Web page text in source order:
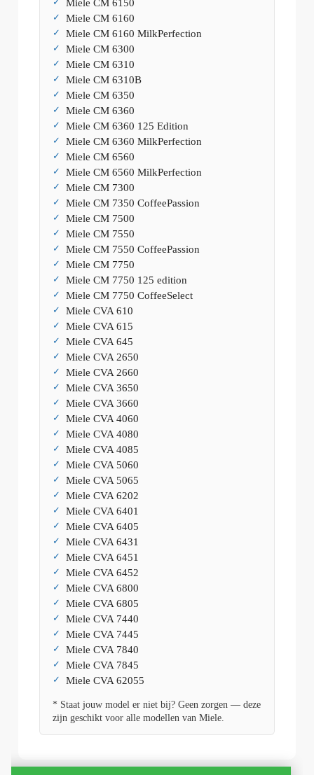
Miele CM 6150
Miele CM 6160
Miele CM 6160 MilkPerfection
Miele CM 6300
Miele CM 6310
Miele CM 6310B
Miele CM 6350
Miele CM 6360
Miele CM 6360 125 Edition
Miele CM 6360 MilkPerfection
Miele CM 6560
Miele CM 6560 MilkPerfection
Miele CM 7300
Miele CM 7350 CoffeePassion
Miele CM 7500
Miele CM 7550
Miele CM 7550 CoffeePassion
Miele CM 7750
Miele CM 7750 125 edition
Miele CM 7750 CoffeeSelect
Miele CVA 610
Miele CVA 615
Miele CVA 645
Miele CVA 2650
Miele CVA 2660
Miele CVA 3650
Miele CVA 3660
Miele CVA 4060
Miele CVA 4080
Miele CVA 4085
Miele CVA 5060
Miele CVA 5065
Miele CVA 6202
Miele CVA 6401
Miele CVA 6405
Miele CVA 6431
Miele CVA 6451
Miele CVA 6452
Miele CVA 6800
Miele CVA 6805
Miele CVA 7440
Miele CVA 7445
Miele CVA 7840
Miele CVA 7845
Miele CVA 62055
* Staat jouw model er niet bij? Geen zorgen — deze
zijn geschikt voor alle modellen van Miele.